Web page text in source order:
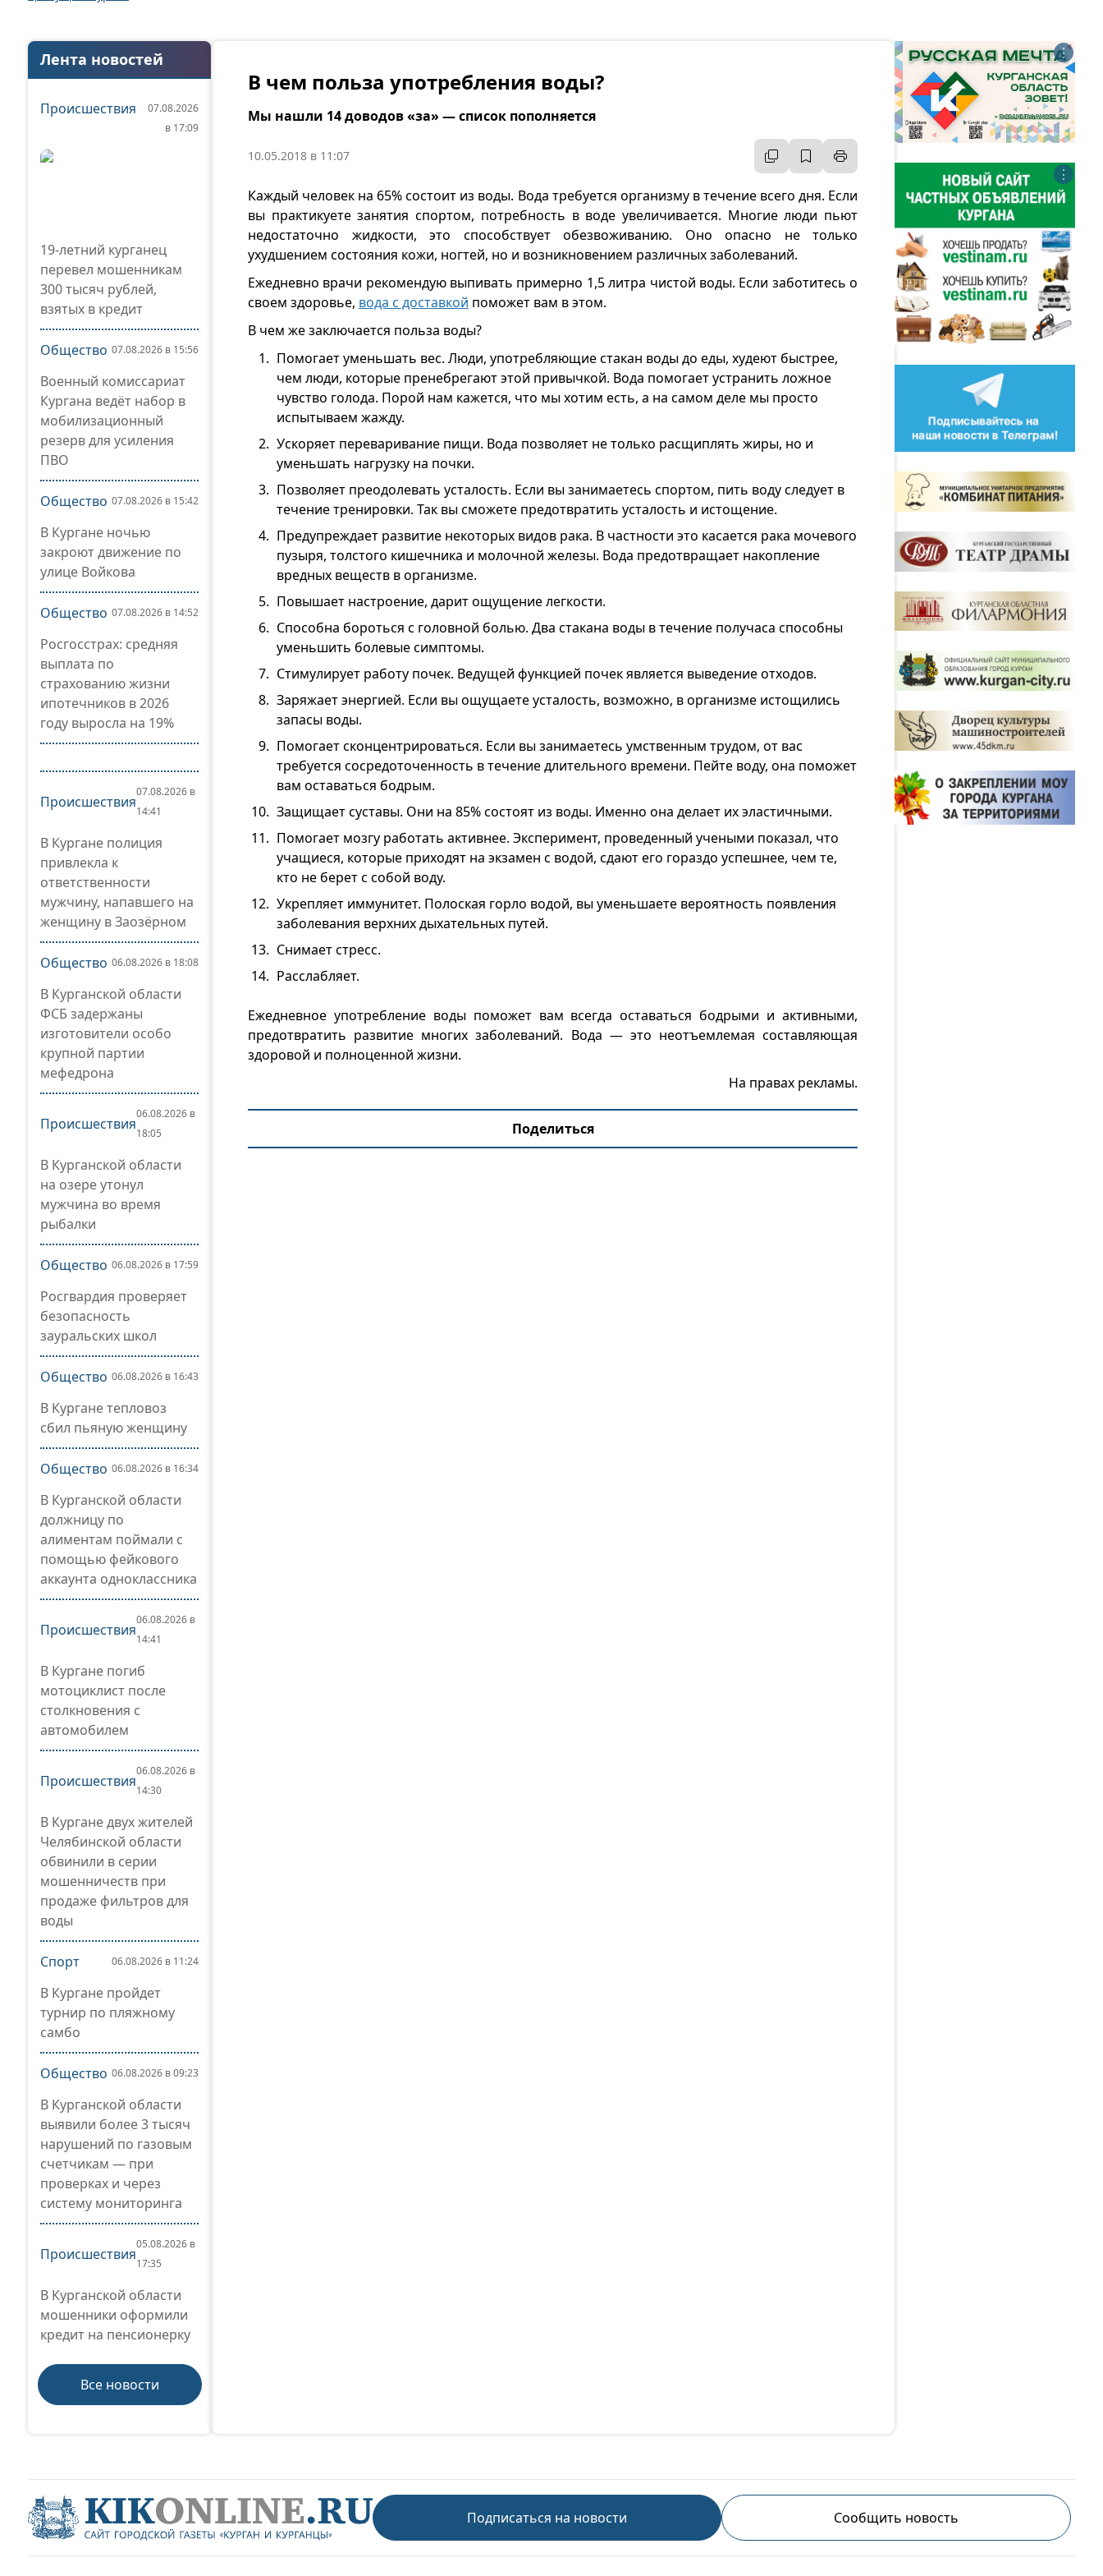
Лента новостей
Происшествия
07.08.2026
в 17:09
19-летний курганец
перевел мошенникам
300 тысяч рублей,
взятых в кредит
Общество 07.08.2026 в 15:56
Военный комиссариат
Кургана ведёт набор в
мобилизационный
резерв для усиления
ПВО
Общество 07.08.2026 в 15:42
В Кургане ночью
закроют движение по
улице Войкова
Общество 07.08.2026 в 14:52
Росгосстрах: средняя
выплата по
страхованию жизни
ипотечников в 2026
году выросла на 19%
Происшествия
07.08.2026 в
14:41
В Кургане полиция
привлекла к
ответственности
мужчину, напавшего на
женщину в Заозёрном
Общество 06.08.2026 в 18:08
В Курганской области
ФСБ задержаны
изготовители особо
крупной партии
мефедрона
Происшествия
06.08.2026 в
18:05
В Курганской области
на озере утонул
мужчина во время
рыбалки
Общество 06.08.2026 в 17:59
Росгвардия проверяет
безопасность
зауральских школ
Общество 06.08.2026 в 16:43
В Кургане тепловоз
сбил пьяную женщину
Общество 06.08.2026 в 16:34
В Курганской области
должницу по
алиментам поймали с
помощью фейкового
аккаунта одноклассника
Происшествия
06.08.2026 в
14:41
В Кургане погиб
мотоциклист после
столкновения с
автомобилем
Происшествия
06.08.2026 в
14:30
В Кургане двух жителей
Челябинской области
обвинили в серии
мошенничеств при
продаже фильтров для
воды
Спорт 06.08.2026 в 11:24
В Кургане пройдет
турнир по пляжному
самбо
Общество 06.08.2026 в 09:23
В Курганской области
выявили более 3 тысяч
нарушений по газовым
счетчикам — при
проверках и через
систему мониторинга
Происшествия
05.08.2026 в
17:35
В Курганской области
мошенники оформили
кредит на пенсионерку
Все новости
В чем польза употребления воды?
Мы нашли 14 доводов «за» — список пополняется
10.05.2018 в 11:07
Каждый человек на 65% состоит из воды. Вода требуется организму в течение всего дня. Если
вы практикуете занятия спортом, потребность в воде увеличивается. Многие люди пьют
недостаточно жидкости, это способствует обезвоживанию. Оно опасно не только
ухудшением состояния кожи, ногтей, но и возникновением различных заболеваний.
Ежедневно врачи рекомендую выпивать примерно 1,5 литра чистой воды. Если заботитесь о
своем здоровье, вода с доставкой поможет вам в этом.
В чем же заключается польза воды?
Помогает уменьшать вес. Люди, употребляющие стакан воды до еды, худеют быстрее,
чем люди, которые пренебрегают этой привычкой. Вода помогает устранить ложное
чувство голода. Порой нам кажется, что мы хотим есть, а на самом деле мы просто
испытываем жажду.
Ускоряет переваривание пищи. Вода позволяет не только расщиплять жиры, но и
уменьшать нагрузку на почки.
Позволяет преодолевать усталость. Если вы занимаетесь спортом, пить воду следует в
течение тренировки. Так вы сможете предотвратить усталость и истощение.
Предупреждает развитие некоторых видов рака. В частности это касается рака мочевого
пузыря, толстого кишечника и молочной железы. Вода предотвращает накопление
вредных веществ в организме.
Повышает настроение, дарит ощущение легкости.
Способна бороться с головной болью. Два стакана воды в течение получаса способны
уменьшить болевые симптомы.
Стимулирует работу почек. Ведущей функцией почек является выведение отходов.
Заряжает энергией. Если вы ощущаете усталость, возможно, в организме истощились
запасы воды.
Помогает сконцентрироваться. Если вы занимаетесь умственным трудом, от вас
требуется сосредоточенность в течение длительного времени. Пейте воду, она поможет
вам оставаться бодрым.
Защищает суставы. Они на 85% состоят из воды. Именно она делает их эластичными.
Помогает мозгу работать активнее. Эксперимент, проведенный учеными показал, что
учащиеся, которые приходят на экзамен с водой, сдают его гораздо успешнее, чем те,
кто не берет с собой воду.
Укрепляет иммунитет. Полоская горло водой, вы уменьшаете вероятность появления
заболевания верхних дыхательных путей.
Снимает стресс.
Расслабляет.
Ежедневное употребление воды поможет вам всегда оставаться бодрыми и активными,
предотвратить развитие многих заболеваний. Вода — это неотъемлемая составляющая
здоровой и полноценной жизни.
На правах рекламы.
Поделиться
⋮
⋮
Подписаться на новости Сообщить новость